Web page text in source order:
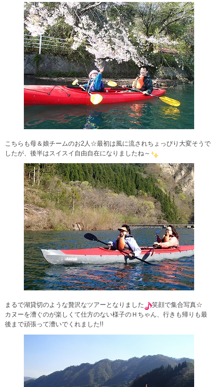
こちらも母＆娘チームのお2人☆最初は風に流されちょっぴり大変そうで
したが、後半はスイスイ自由自在になりましたね～
まるで湖貸切のような贅沢なツアーとなりました
笑顔で集合写真☆
カヌーを漕ぐのが楽しくて仕方のない様子のＨちゃん、行きも帰りも最
後まで頑張って漕いでくれました!!